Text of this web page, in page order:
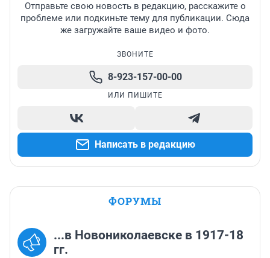
Отправьте свою новость в редакцию, расскажите о
проблеме или подкиньте тему для публикации. Сюда
же загружайте ваше видео и фото.
ЗВОНИТЕ
8-923-157-00-00
ИЛИ ПИШИТЕ
Написать в редакцию
ФОРУМЫ
...в Новониколаевске в 1917-18
гг.